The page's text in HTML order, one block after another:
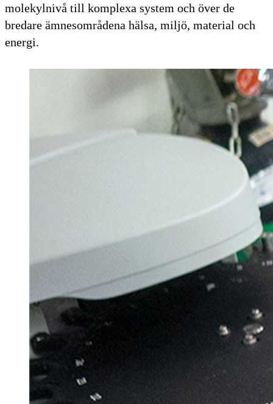
molekylnivå till komplexa system och över de
bredare ämnesområdena hälsa, miljö, material och
energi.